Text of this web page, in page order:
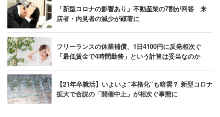
「新型コロナの影響あり」不動産業の7割が回答 来
店者・内見者の減少が顕著に
フリーランスの休業補償、1日4100円に反発相次ぐ
「最低賃金で4時間勤務」という計算は妥当なのか
【21年卒就活】いよいよ”本格化”も暗雲？ 新型コロナ
拡大で合説の「開催中止」が相次ぐ事態に